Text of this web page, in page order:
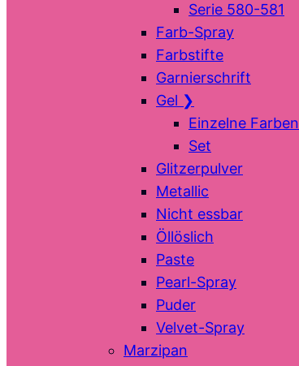
Serie 580-581
Farb-Spray
Farbstifte
Garnierschrift
Gel ❯
Einzelne Farben
Set
Glitzerpulver
Metallic
Nicht essbar
Öllöslich
Paste
Pearl-Spray
Puder
Velvet-Spray
Marzipan